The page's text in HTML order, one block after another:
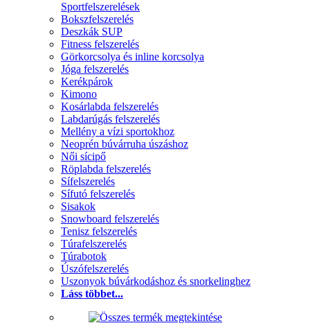
Sportfelszerelések
Bokszfelszerelés
Deszkák SUP
Fitness felszerelés
Görkorcsolya és inline korcsolya
Jóga felszerelés
Kerékpárok
Kimono
Kosárlabda felszerelés
Labdarúgás felszerelés
Mellény a vízi sportokhoz
Neoprén búvárruha úszáshoz
Női sícipő
Röplabda felszerelés
Sífelszerelés
Sífutó felszerelés
Sisakok
Snowboard felszerelés
Tenisz felszerelés
Túrafelszerelés
Túrabotok
Úszófelszerelés
Uszonyok búvárkodáshoz és snorkelinghez
Láss többet...